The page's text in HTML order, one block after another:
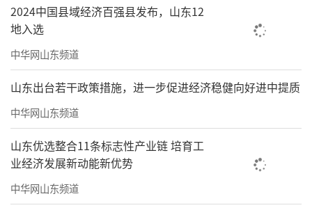
2024中国县域经济百强县发布，山东12
地入选
中华网山东频道
山东出台若干政策措施，进一步促进经济稳健向好进中提质
中华网山东频道
山东优选整合11条标志性产业链 培育工
业经济发展新动能新优势
中华网山东频道